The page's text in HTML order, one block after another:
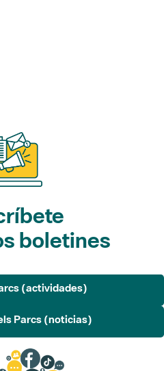
media es de 0 estrellas de
boletines
(actividades)
Parcs (noticias)